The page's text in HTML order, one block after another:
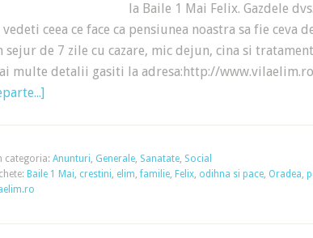
la Baile 1 Mai Felix. Gazdele
vedeti ceea ce face ca pensiunea noastra sa fie ceva
sejur de 7 zile cu cazare, mic dejun, cina si
multe detalii gasiti la adresa:http://
categoria: Anunturi, Generale, Sanatate, Social
Baile 1 Mai, crestini, elim,familie, Felix, odihna si pace, Oradea,